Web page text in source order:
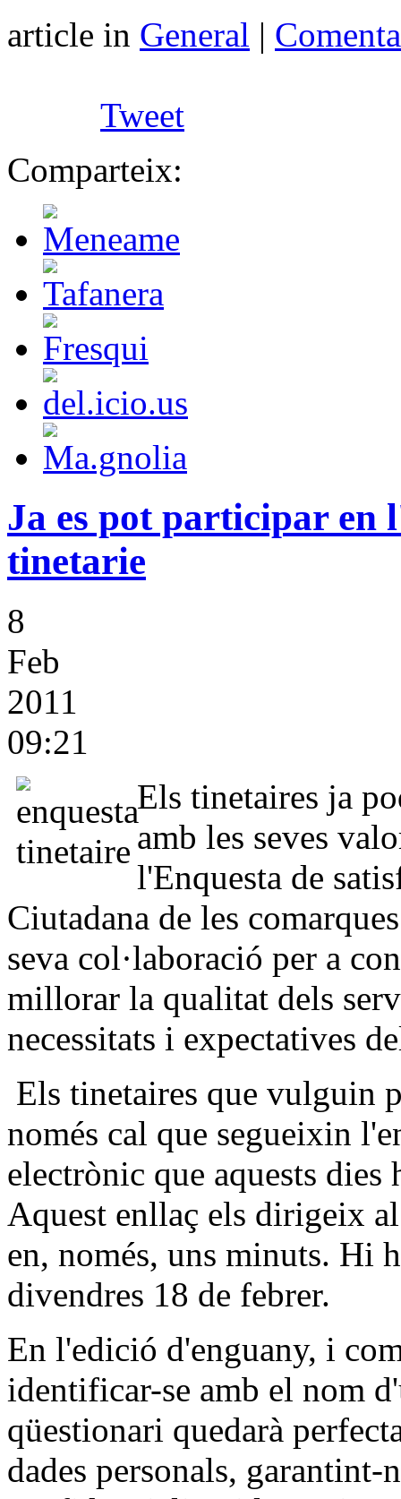
article in General |
Tweet
Comparteix:
Ja es pot participar en
tinetarie
8
Feb
2011
09:21
Els tinetaires ja
amb les seves
l'Enquesta de
Ciutadana de les
seva col·laboració per a
millorar la qualitat dels
necessitats i expectatives
Els tinetaires que vulguin
només cal que segueixin
electrònic que aquests
Aquest enllaç els dirigeix
en, només, uns minuts. Hi
divendres 18 de febrer.
En l'edició d'enguany, i
identificar-se amb el nom
qüestionari quedarà
dades personals, garantint-